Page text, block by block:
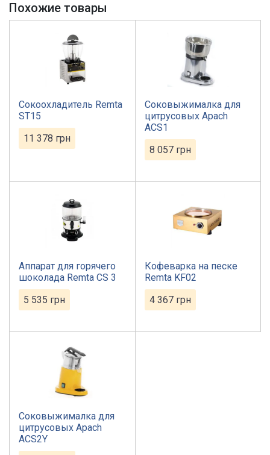
Похожие товары
Сокоохладитель Remta
ST15
11 378 грн
Соковыжималка для
цитрусовых Apach
ACS1
8 057 грн
Аппарат для горячего
шоколада Remta CS 3
5 535 грн
Кофеварка на песке
Remta KF02
4 367 грн
Соковыжималка для
цитрусовых Apach
ACS2Y